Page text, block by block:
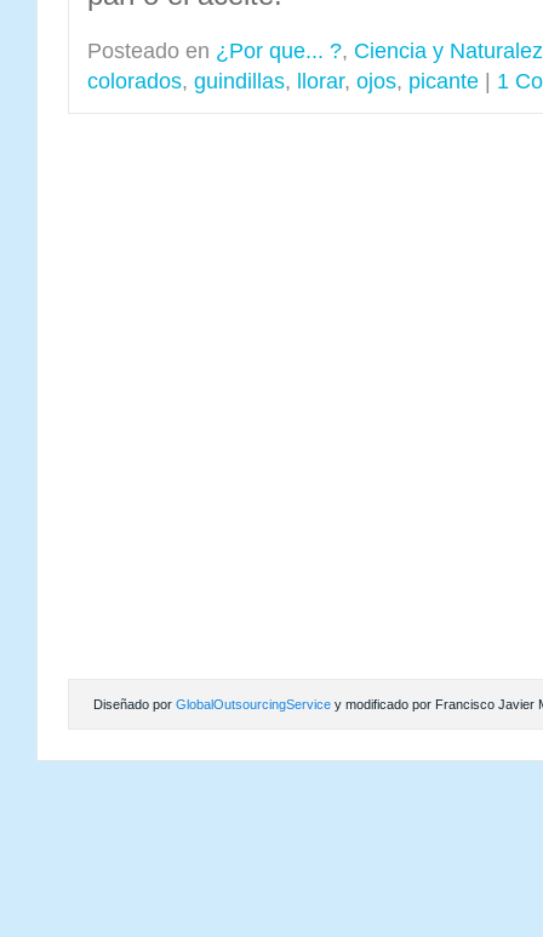
Posteado en ¿Por que... ?, Ciencia y
colorados, guindillas, llorar, ojos, picante 1
Diseñado por GlobalOutsourcingService y modificado por Francisco Javier